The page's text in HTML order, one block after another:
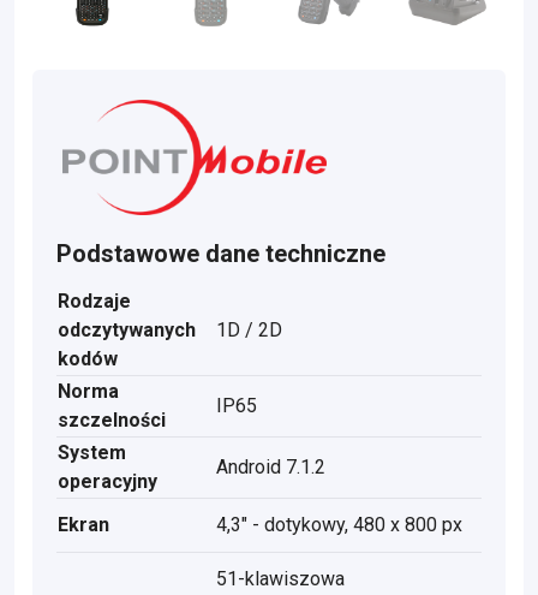
Podstawowe dane techniczne
Rodzaje
odczytywanych
kodów
1D / 2D
Norma
szczelności
IP65
System
operacyjny
Android 7.1.2
Ekran 4,3" - dotykowy, 480 x 800 px
51-klawiszowa